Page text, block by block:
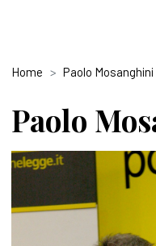
Home Paolo Mosanghini
Paolo